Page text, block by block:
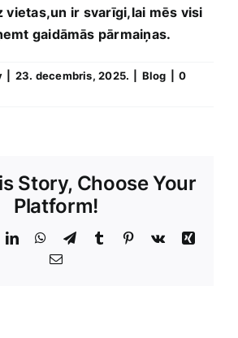
vietas,un⁢ ir svarīgi,lai mēs visi
gaidāmās pārmaiņas.
23. decembris, 2025. Blog
0
Story, Choose Your
Platform!
LinkedInWhatsApp
TelegramTumblr Pinterest
Vk
Xing
E-